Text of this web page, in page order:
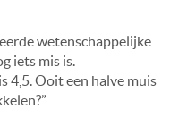
wetenschappelijke
iets mis is.
4,5. Ooit een halve muis